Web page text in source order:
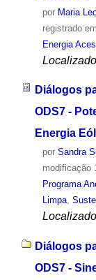
por Maria
registrado
Energia
Diálogos
ODS7 -
Energia
por Sandra
modificação
Programa
Limpa,
Diálogos
ODS7 -